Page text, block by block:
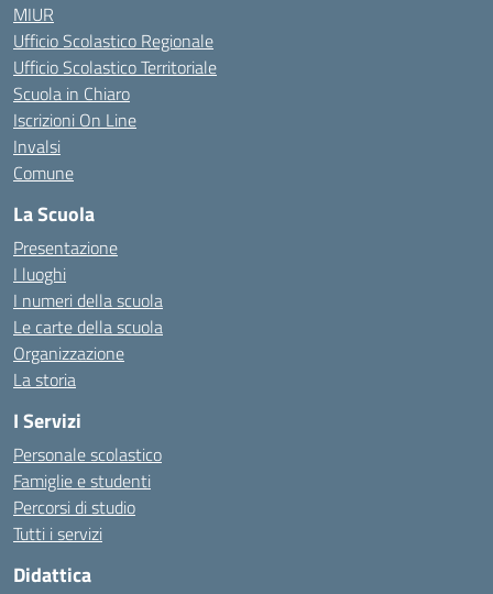
MIUR
Ufficio Scolastico Regionale
Ufficio Scolastico Territoriale
Scuola in Chiaro
Iscrizioni On Line
Invalsi
Comune
La Scuola
Presentazione
I luoghi
I numeri della scuola
Le carte della scuola
Organizzazione
La storia
I Servizi
Personale scolastico
Famiglie e studenti
Percorsi di studio
Tutti i servizi
Didattica